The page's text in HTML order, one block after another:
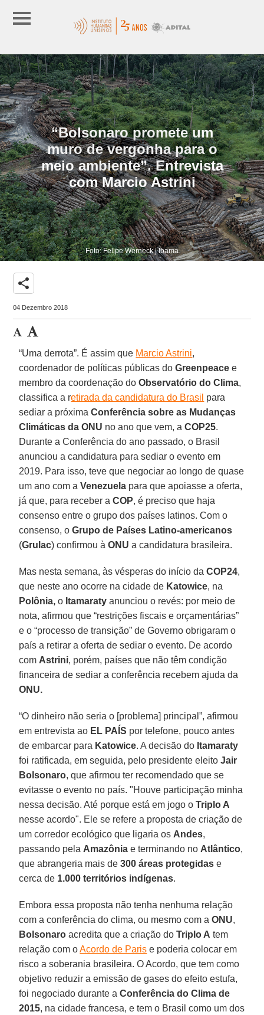
“Bolsonaro promete um
muro de vergonha para o
meio ambiente”. Entrevista
com Marcio Astrini
Foto: Felipe Werneck | Ibama
share
04 Dezembro 2018
“Uma derrota”. É assim que Marcio Astrini,
coordenador de políticas públicas doGreenpeace e
membro da coordenação doObservatório do Clima,
classifica a retirada da candidatura do Brasil para
sediar a próximaConferência sobre as Mudanças
Climáticas da ONU no ano que vem, aCOP25.
Durante a Conferência do ano passado, o Brasil
anunciou a candidatura para sediar o evento em
2019. Para isso, teve que negociar ao longo de quase
um ano com aVenezuela para que apoiasse a oferta,
já que, para receber aCOP, é preciso que haja
consenso entre o grupo dos países latinos. Com o
consenso, oGrupo de Países Latino-americanos
(Grulac) confirmou àONU a candidatura brasileira.
Mas nesta semana, às vésperas do início daCOP24,
que neste ano ocorre na cidade de Katowice, na
Polônia, o Itamaraty anunciou o revés: por meio de
nota, afirmou que “restrições fiscais e orçamentárias”
e o “processo de transição” de Governo obrigaram o
país a retirar a oferta de sediar o evento. De acordo
com Astrini, porém, países que não têm condição
financeira de sediar a conferência recebem ajuda da
ONU.
“O dinheiro não seria o [problema] principal”, afirmou
em entrevista ao EL PAÍS por telefone, pouco antes
de embarcar para Katowice. A decisão do Itamaraty
foi ratificada, em seguida, pelo presidente eleitoJair
Bolsonaro, que afirmou ter recomendado que se
evitasse o evento no país. "Houve participação minha
nessa decisão. Até porque está em jogo oTriplo A
nesse acordo". Ele se refere a proposta de criação de
um corredor ecológico que ligaria os Andes,
passando pela Amazônia e terminando no Atlântico,
que abrangeria mais de300 áreas protegidase
cerca de 1.000 territórios indígenas.
Embora essa proposta não tenha nenhuma relação
com a conferência do clima, ou mesmo com aONU,
Bolsonaro acredita que a criação doTriplo A tem
relação com oAcordo de Paris e poderia colocar em
risco a soberania brasileira. O Acordo, que tem como
objetivo reduzir a emissão de gases do efeito estufa,
foi negociado durante aConferência do Clima de
2015, na cidade francesa, e tem o Brasil como um dos